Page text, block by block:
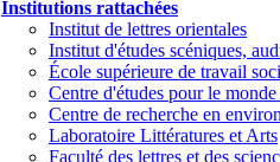
Institutions rattachées
Institut de lettres orientales
Institut d'études scéniques,
École supérieure de travail
Centre d'études pour le
Centre de recherche en
Laboratoire Littératures et Arts
Faculté des lettres et des